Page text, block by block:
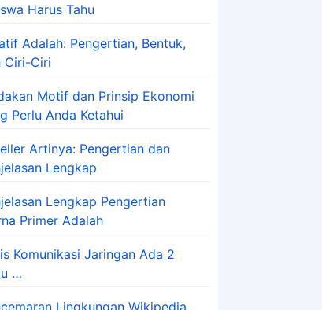
Harus Tahu
Adalah: Pengertian, Bentuk,
Ciri-Ciri
Motif dan Prinsip Ekonomi
Perlu Anda Ketahui
Artinya: Pengertian dan
Lengkap
Lengkap Pengertian
Primer Adalah
Komunikasi Jaringan Ada 2
…
Lingkungan Wikipedia